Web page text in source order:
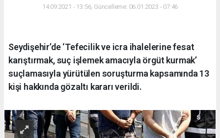
14.09.2021 - 13:56, Güncelleme: 06.01.2023 - 07:46
Seydişehir’de ‘Tefecilik ve icra ihalelerine fesat
karıştırmak, suç işlemek amacıyla örgüt kurmak’
suçlamasıyla yürütülen soruşturma kapsamında 13
kişi hakkında gözaltı kararı verildi.